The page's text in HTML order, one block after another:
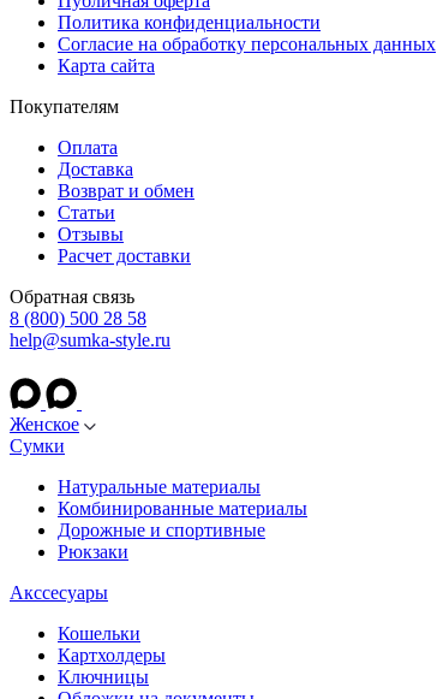
Политика конфиденциальности
Согласие на обработку персональных данных
Карта сайта
Покупателям
Оплата
Доставка
Возврат и обмен
Статьи
Отзывы
Расчет доставки
Обратная связь
8 (800) 500 28 58
help@sumka-style.ru
Женское
Сумки
Натуральные материалы
Комбинированные материалы
Дорожные и спортивные
Рюкзаки
Акссесуары
Кошельки
Картхолдеры
Ключницы